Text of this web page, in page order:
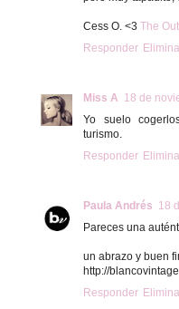
Cess O. <3The
Responder
Miss A 18 de
Yo suelo
turismo.
Responder
Paula Andrés 18
Pareces una
un abrazo y buen
http://
Responder